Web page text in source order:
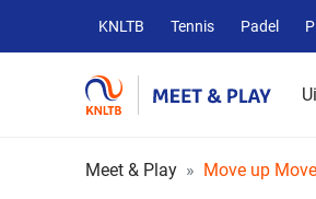
Overige
KNLTB
websites
KNLTB Tennis Padel
Meet & Play Move up